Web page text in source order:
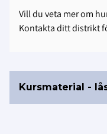
Vill du veta mer om
Kontakta ditt distrikt
Kursmaterial -